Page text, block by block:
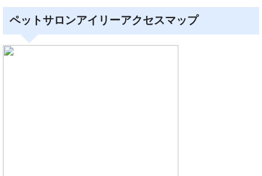
ペットサロンアイリーアクセスマップ